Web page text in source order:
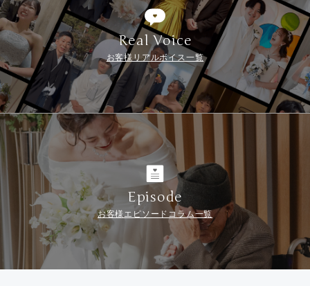
Real Voice
お客様リアルボイス一覧
Episode
お客様エピソードコラム一覧